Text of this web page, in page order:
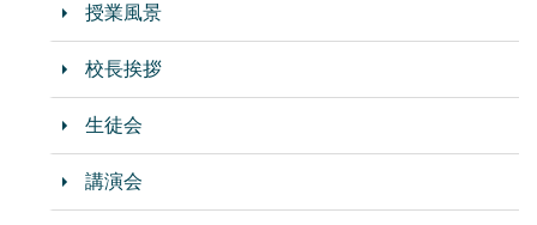
授業風景
校長挨拶
生徒会
講演会